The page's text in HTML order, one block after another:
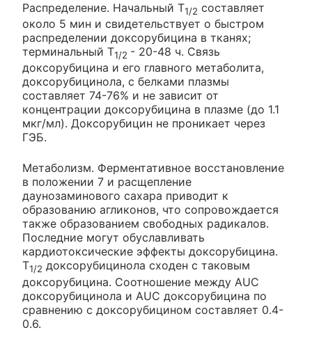
Распределение. Начальный T1/2 составляет
около 5 мин и свидетельствует о быстром
распределении доксорубицина в тканях;
терминальный T1/2 - 20-48 ч. Связь
доксорубицина и его главного метаболита,
доксорубицинола, с белками плазмы
составляет 74-76% и не зависит от
концентрации доксорубицина в плазме (до 1.1
мкг/мл). Доксорубицин не проникает через
ГЭБ.
Метаболизм. Ферментативное восстановление
в положении 7 и расщепление
даунозаминового сахара приводит к
образованию агликонов, что сопровождается
также образованием свободных радикалов.
Последние могут обуславливать
кардиотоксические эффекты доксорубицина.
T1/2 доксорубицинола сходен с таковым
доксорубицина. Соотношение между AUC
доксорубицинола и AUC доксорубицина по
сравнению с доксорубицином составляет 0.4-
0.6.